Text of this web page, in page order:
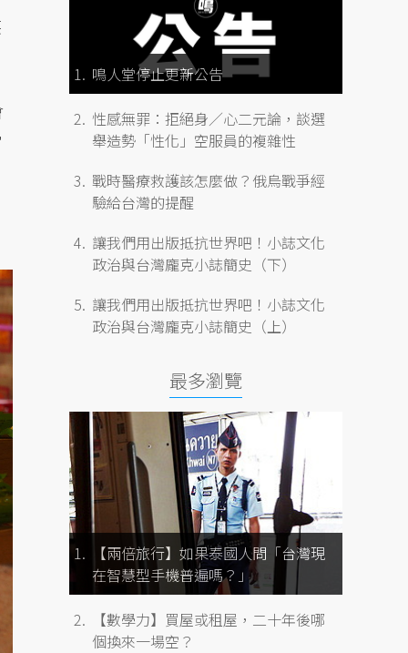
鳴人堂停止更新公告
性感無罪：拒絕身／心二元論，談選
舉造勢「性化」空服員的複雜性
戰時醫療救護該怎麼做？俄烏戰爭經
驗給台灣的提醒
讓我們用出版抵抗世界吧！小誌文化
政治與台灣龐克小誌簡史（下）
讓我們用出版抵抗世界吧！小誌文化
政治與台灣龐克小誌簡史（上）
最多瀏覽
【兩倍旅行】如果泰國人問「台灣現
在智慧型手機普遍嗎？」
【數學力】買屋或租屋，二十年後哪
個換來一場空？